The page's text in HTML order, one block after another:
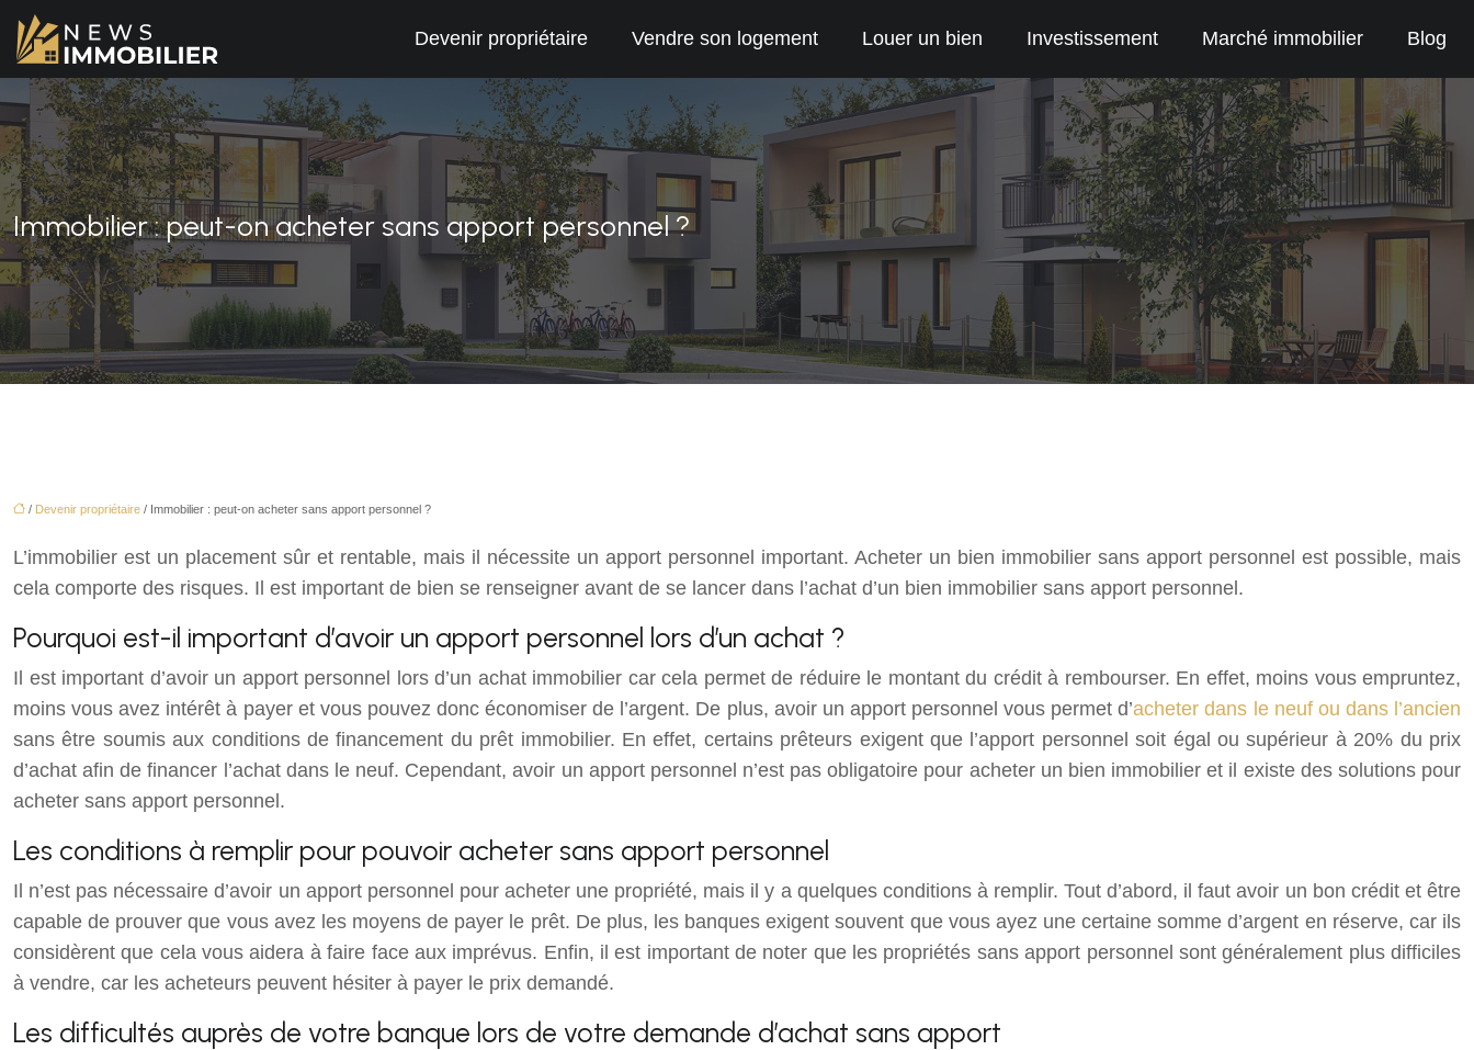
Devenir propriétaire Vendre son logement Louer un bien Investissement Marché immobilier Blog
Immobilier : peut-on acheter sans apport personnel ?
/ Devenir propriétaire / Immobilier : peut-on acheter sans apport personnel ?
L’immobilier est un placement sûr et rentable, mais il nécessite un apport personnel important. Acheter un bien immobilier sans apport personnel est possible, mais
cela comporte des risques. Il est important de bien se renseigner avant de se lancer dans l’achat d’un bien immobilier sans apport personnel.
Pourquoi est-il important d’avoir un apport personnel lors d’un achat ?
Il est important d’avoir un apport personnel lors d’un achat immobilier car cela permet de réduire le montant du crédit à rembourser. En effet, moins vous empruntez,
moins vous avez intérêt à payer et vous pouvez donc économiser de l’argent. De plus, avoir un apport personnel vous permet d’acheter dans le neuf ou dans l’ancien
sans être soumis aux conditions de financement du prêt immobilier. En effet, certains prêteurs exigent que l’apport personnel soit égal ou supérieur à 20% du prix
d’achat afin de financer l’achat dans le neuf. Cependant, avoir un apport personnel n’est pas obligatoire pour acheter un bien immobilier et il existe des solutions pour
acheter sans apport personnel.
Les conditions à remplir pour pouvoir acheter sans apport personnel
Il n’est pas nécessaire d’avoir un apport personnel pour acheter une propriété, mais il y a quelques conditions à remplir. Tout d’abord, il faut avoir un bon crédit et être
capable de prouver que vous avez les moyens de payer le prêt. De plus, les banques exigent souvent que vous ayez une certaine somme d’argent en réserve, car ils
considèrent que cela vous aidera à faire face aux imprévus. Enfin, il est important de noter que les propriétés sans apport personnel sont généralement plus difficiles
à vendre, car les acheteurs peuvent hésiter à payer le prix demandé.
Les difficultés auprès de votre banque lors de votre demande d’achat sans apport